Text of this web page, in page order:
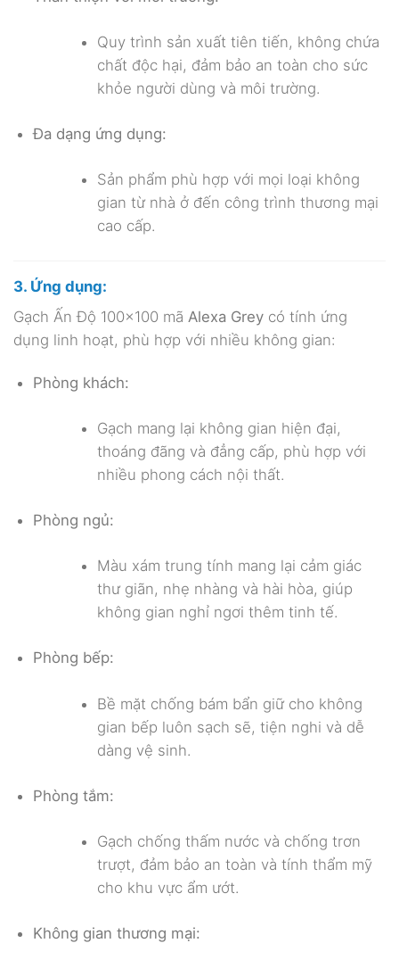
Quy trình sản xuất tiên tiến, không chứa
chất độc hại, đảm bảo an toàn cho sức
khỏe người dùng và môi trường.
Đa dạng ứng dụng:
Sản phẩm phù hợp với mọi loại không
gian từ nhà ở đến công trình thương mại
cao cấp.
3. Ứng dụng:
Gạch Ấn Độ 100×100 mã Alexa Grey có tính ứng
dụng linh hoạt, phù hợp với nhiều không gian:
Phòng khách:
Gạch mang lại không gian hiện đại,
thoáng đãng và đẳng cấp, phù hợp với
nhiều phong cách nội thất.
Phòng ngủ:
Màu xám trung tính mang lại cảm giác
thư giãn, nhẹ nhàng và hài hòa, giúp
không gian nghỉ ngơi thêm tinh tế.
Phòng bếp:
Bề mặt chống bám bẩn giữ cho không
gian bếp luôn sạch sẽ, tiện nghi và dễ
dàng vệ sinh.
Phòng tắm:
Gạch chống thấm nước và chống trơn
trượt, đảm bảo an toàn và tính thẩm mỹ
cho khu vực ẩm ướt.
Không gian thương mại: